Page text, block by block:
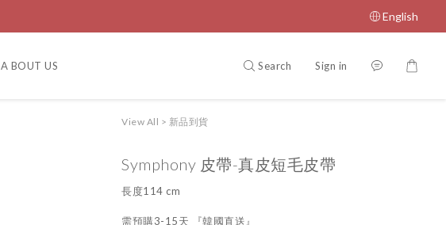
English
A BOUT US Search Sign in
View All > 新品到貨
Symphony 皮帶-真皮短毛皮帶
長度114 cm
需預購3-15天 『韓國直送』